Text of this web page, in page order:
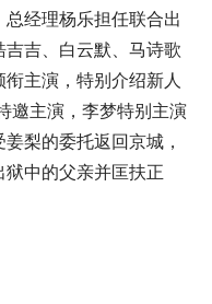
经理杨乐担任联合出
吉、白云默、马诗歌
主演，特别介绍新人
邀主演，李梦特别主演
梨的委托返回京城，
中的父亲并匡扶正